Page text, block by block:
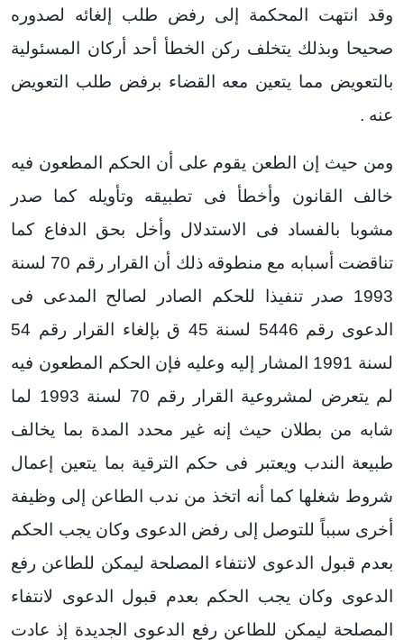
وقد انتهت المحكمة إلى رفض طلب إلغائه لصدوره
صحيحا وبذلك يتخلف ركن الخطأ أحد أركان المسئولية
بالتعويض مما يتعين معه القضاء برفض طلب التعويض
عنه .
ومن حيث إن الطعن يقوم على أن الحكم المطعون فيه
خالف القانون وأخطأ فى تطبيقه وتأويله كما صدر
مشوبا بالفساد فى الاستدلال وأخل بحق الدفاع كما
تناقضت أسبابه مع منطوقه ذلك أن القرار رقم 70 لسنة
1993 صدر تنفيذا للحكم الصادر لصالح المدعى فى
الدعوى رقم 5446 لسنة 45 ق بإلغاء القرار رقم 54
لسنة 1991 المشار إليه وعليه فإن الحكم المطعون فيه
لم يتعرض لمشروعية القرار رقم 70 لسنة 1993 لما
شابه من بطلان حيث إنه غير محدد المدة بما يخالف
طبيعة الندب ويعتبر فى حكم الترقية بما يتعين إعمال
شروط شغلها كما أنه اتخذ من ندب الطاعن إلى وظيفة
أخرى سبباً للتوصل إلى رفض الدعوى وكان يجب الحكم
بعدم قبول الدعوى لانتفاء المصلحة ليمكن للطاعن رفع
الدعوى وكان يجب الحكم بعدم قبول الدعوى لانتفاء
المصلحة ليمكن للطاعن رفع الدعوى الجديدة إذ عادت